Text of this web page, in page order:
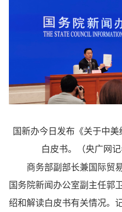
国新办今日发布《关于中美
白皮书。（央广网记
商务部副部长兼国际贸
国务院新闻办公室副主任郭
绍和解读白皮书有关情况。